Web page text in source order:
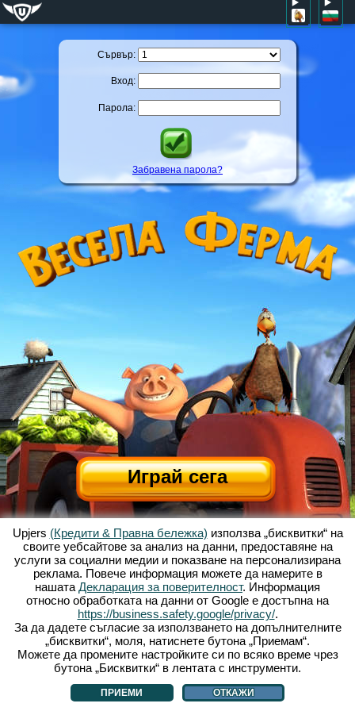
Сървър:
Вход:
Парола:
Забравена парола?
Играй сега
За Весела Ферма |Историята зад тази уеб базирана игра |Опциите
УЗП| Контакти/Кредити|Защита на личните данни |Правила|Форум|
Поддръжка|My Free Farm 2 App|Google Play|App Store|
Уеб игри - upjers.com|Управлявай Бисквитки
Upjers (Кредити & Правна бележка) използва „бисквитки“ на
своите уебсайтове за анализ на данни, предоставяне на
услуги за социални медии и показване на персонализирана
реклама. Повече информация можете да намерите в
нашата Декларация за поверителност. Информация
относно обработката на данни от Google е достъпна на
https://business.safety.google/privacy/.
За да дадете съгласие за използването на допълнителните
„бисквитки“, моля, натиснете бутона „Приемам“.
Можете да промените настройките си по всяко време чрез
бутона „Бисквитки“ в лентата с инструменти.
ПРИЕМИ ОТКАЖИ